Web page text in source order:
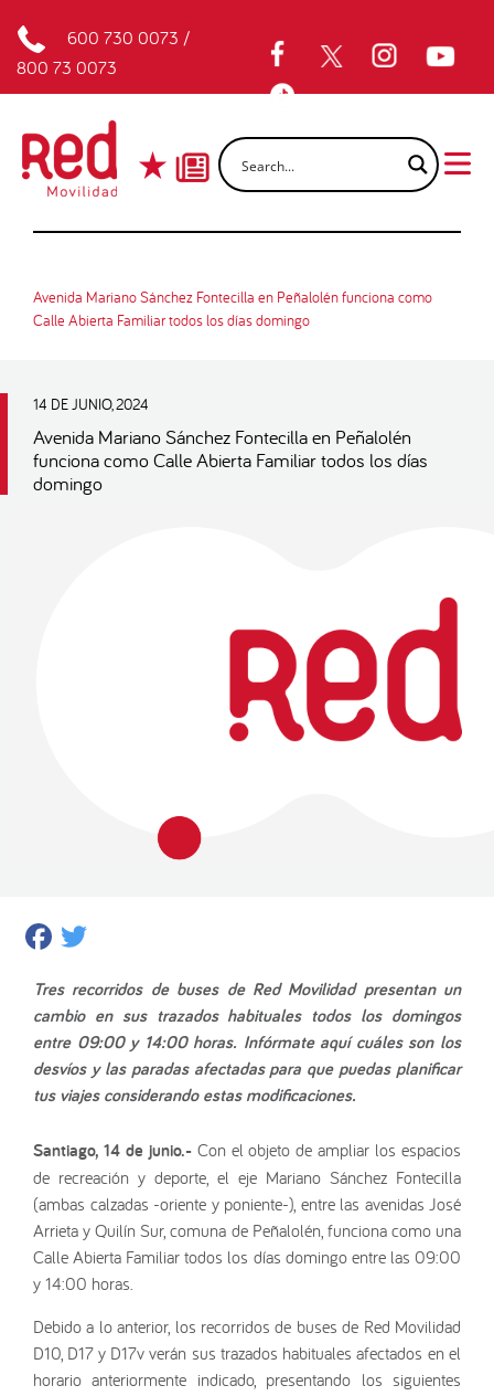
600 730 0073 /
800 73 0073
Avenida Mariano Sánchez Fontecilla en Peñalolén funciona como
Calle Abierta Familiar todos los días domingo
14 DE JUNIO, 2024
Avenida Mariano Sánchez Fontecilla en Peñalolén
funciona como Calle Abierta Familiar todos los días
domingo
Facebook
Tres recorridos de buses de Red Movilidad presentan un
cambio en sus trazados habituales todos los domingos
entre 09:00 y 14:00 horas. Infórmate aquí cuáles son los
desvíos y las paradas afectadas para que puedas planificar
tus viajes considerando estas modificaciones.
Santiago, 14 de junio.-Con el objeto de ampliar los espacios
de recreación y deporte, el eje Mariano Sánchez Fontecilla
(ambas calzadas -oriente y poniente-), entre las avenidas José
Arrieta y Quilín Sur, comuna de Peñalolén, funciona como una
Calle Abierta Familiar todos los días domingo entre las 09:00
y 14:00 horas.
Debido a lo anterior, los recorridos de buses de Red Movilidad
D10, D17 y D17v verán sus trazados habituales afectados en el
horario anteriormente indicado, presentando los siguientes